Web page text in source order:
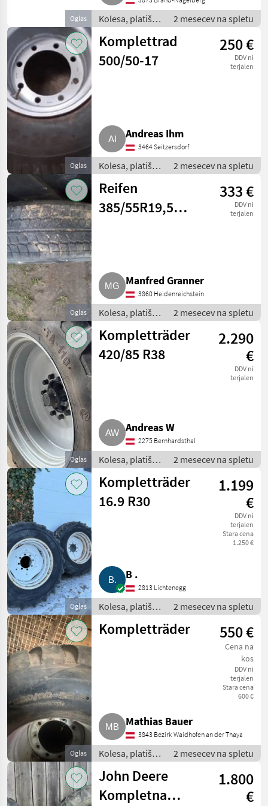
Oglas
Kolesa, platišča
in pnevmatike /
Komplet kolesa
2 mesecev na spletu
Oglas
Komplettrad
500/50-17
250 €
DDV ni
terjalen
Andreas Ihm
3464 Seitzersdorf
Kolesa, platišča
in pnevmatike /
Komplet kolesa
2 mesecev na spletu
Oglas
Reifen
385/55R19,5
333 €
DDV ni
terjalen
Manfred Granner
3860 Heidenreichstein
Kolesa, platišča
in pnevmatike /
Komplet kolesa
2 mesecev na spletu
Oglas
Kompletträder
420/85 R38
2.290
€
DDV ni
terjalen
Andreas W
2275 Bernhardsthal
Kolesa, platišča
in pnevmatike /
Komplet kolesa
2 mesecev na spletu
Oglas
Kompletträder
16.9 R30
1.199
€
DDV ni
terjalen
Stara cena
1.250 €
B .
2813 Lichtenegg
Kolesa, platišča
in pnevmatike /
Komplet kolesa
2 mesecev na spletu
Oglas
Kompletträder 550 €
Cena na
kos
DDV ni
terjalen
Stara cena
600 €
Mathias Bauer
3843 Bezirk Waidhofen an der Thaya
Kolesa, platišča
in pnevmatike /
Komplet kolesa
2 mesecev na spletu
John Deere
Kompletna
1.800
€